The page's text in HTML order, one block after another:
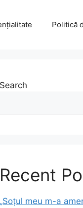
Politică
Search
Recent
„Soțul meu m-a